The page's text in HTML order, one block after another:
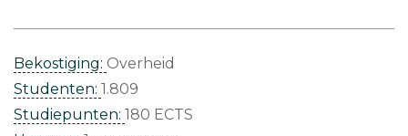
Bekostiging: Overheid
Studenten: 1.809
Studiepunten: 180 ECTS